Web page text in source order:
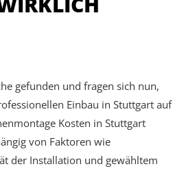
gefunden und fragen sich nun,
Einbau in Stuttgart auf
Kosten in Stuttgart
von Faktoren wie
der Installation und gewähltem